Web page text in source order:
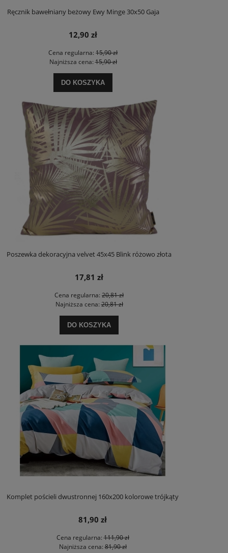
Ręcznik bawełniany beżowy Ewy Minge 30x50 Gaja
12,90 zł
Cena regularna: 15,90 zł
Najniższa cena:15,90 zł
DO KOSZYKA
Poszewka dekoracyjna velvet 45x45 Blink różowo złota
17,81 zł
Cena regularna: 20,81 zł
Najniższa cena:20,81 zł
DO KOSZYKA
Komplet pościeli dwustronnej 160x200 kolorowe trójkąty
81,90 zł
Cena regularna:111,90 zł
Najniższa cena:81,90 zł